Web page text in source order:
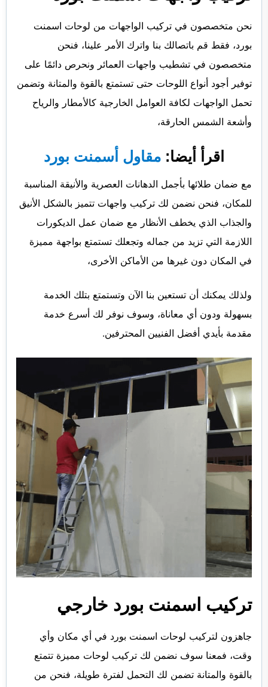
نحن متخصصون في تركيب الواجهات من لوحات اسمنت
بورد، فقط قم باتصالك بنا واترك الأمر علينا، فنحن
متخصصون في تشطيب واجهات العمائر ونحرص دائمًا على
توفير أجود أنواع اللوحات حتى تستمتع بالقوة والمتانة وتضمن
تحمل الواجهات لكافة العوامل الخارجية كالأمطار والرياح
وأشعة الشمس الحارقة،
اقرأ أيضا: مقاول أسمنت بورد
مع ضمان طلائها بأجمل الدهانات العصرية والأنيقة المناسبة
للمكان، فنحن نضمن لك تركيب واجهات تتميز بالشكل الأنيق
والجذاب الذي يخطف الأنظار مع ضمان عمل الديكورات
اللازمة التي تزيد من جماله وتجعلك تستمتع بواجهة مميزة
في المكان دون غيرها من الأماكن الأخرى،
ولذلك يمكنك أن تستعين بنا الآن وتستمتع بتلك الخدمة
بسهولة ودون أي معاناة، وسوف نوفر لك أسرع خدمة
مقدمة بأيدي أفضل الفنيين المحترفين.
تركيب اسمنت بورد خارجي
جاهزون لتركيب لوحات اسمنت بورد في أي مكان وأي
وقت، فمعنا سوف نضمن لك تركيب لوحات مميزة تتمتع
بالقوة والمتانة تضمن لك التحمل لفترة طويلة، فنحن من